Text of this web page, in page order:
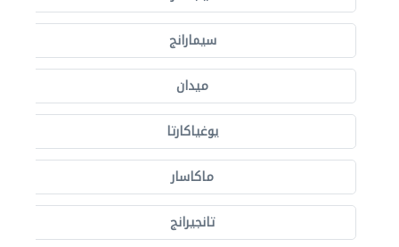
سيمارانج
ميدان
يوغياكارتا
ماكاسار
تانجيرانج